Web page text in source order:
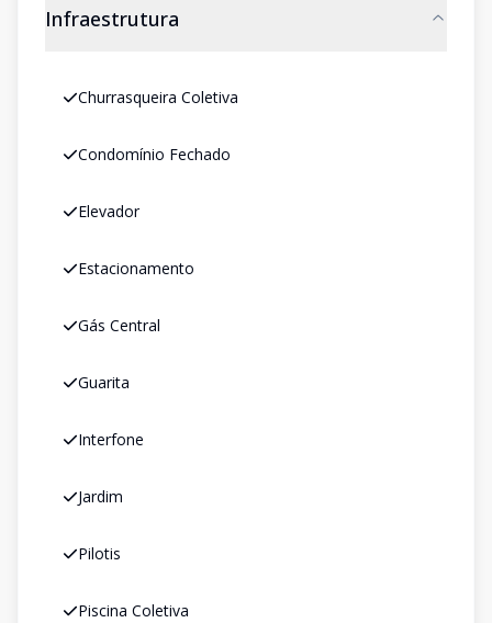
Infraestrutura
Churrasqueira Coletiva
Condomínio Fechado
Elevador
Estacionamento
Gás Central
Guarita
Interfone
Jardim
Pilotis
Piscina Coletiva